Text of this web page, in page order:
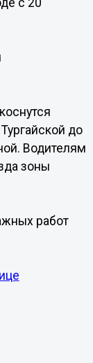
с 20
до
Водителям
зоны
работ